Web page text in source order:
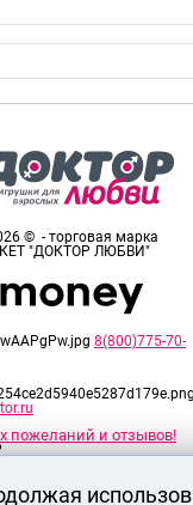
© - торговая марка
"ДОКТОР ЛЮБВИ"
8(800)775-70-
и отзывов!
65